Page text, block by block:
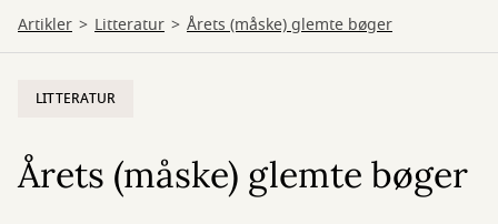
Artikler Litteratur Årets (måske) glemte bøger
LITTERATUR
Årets (måske) glemte bøger